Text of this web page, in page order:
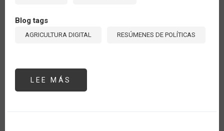
Blog tags
AGRICULTURA DIGITAL RESÚMENES DE POLÍTICAS
LEE MÁS
DE